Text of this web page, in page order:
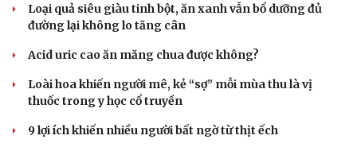
Loại quả siêu giàu tinh bột, ăn xanh vẫn bổ dưỡng đủ
đường lại không lo tăng cân
Acid uric cao ăn măng chua được không?
Loài hoa khiến người mê, kẻ “sợ” mỗi mùa thu là vị
thuốc trong y học cổ truyền
9 lợi ích khiến nhiều người bất ngờ từ thịt ếch